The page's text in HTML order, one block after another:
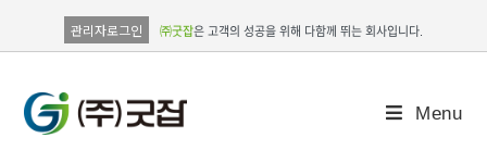
관리자로그인 ㈜굿잡은 고객의 성공을 위해 다함께 뛰는 회사입니다.
Menu